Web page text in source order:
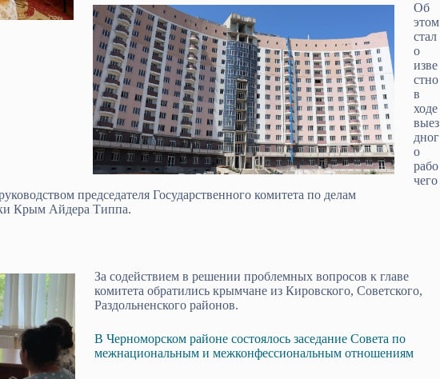
Об
этом
стал
о
изве
стно
в
ходе
выез
дног
о
рабо
чего
председателя Государственного комитета по делам
Крым Айдера Типпа.
За содействием в решении проблемных вопросов к главе
комитета обратились крымчане из Кировского, Советского,
Раздольненского районов.
В Черноморском районе состоялось заседание Совета по
межнациональным и межконфессиональным отношениям